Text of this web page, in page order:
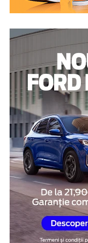
garanție pentru
proprietarul își poate
motiv, această
persoanele care au
nu doresc să
Proprietarul
de o soluție
termen
Există și situații în
temporare, iar
fondurile necesare
aceste cazuri,
pe termen lung, ci
acopere o nevoie
la autoturism.